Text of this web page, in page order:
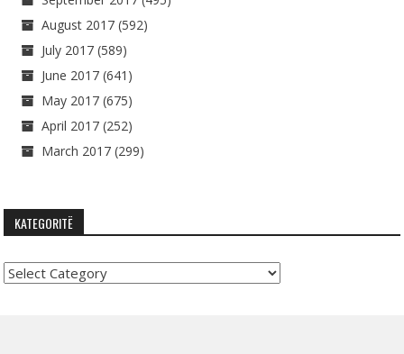
August 2017 (592)
July 2017 (589)
June 2017 (641)
May 2017 (675)
April 2017 (252)
March 2017 (299)
KATEGORITË
Kategoritë